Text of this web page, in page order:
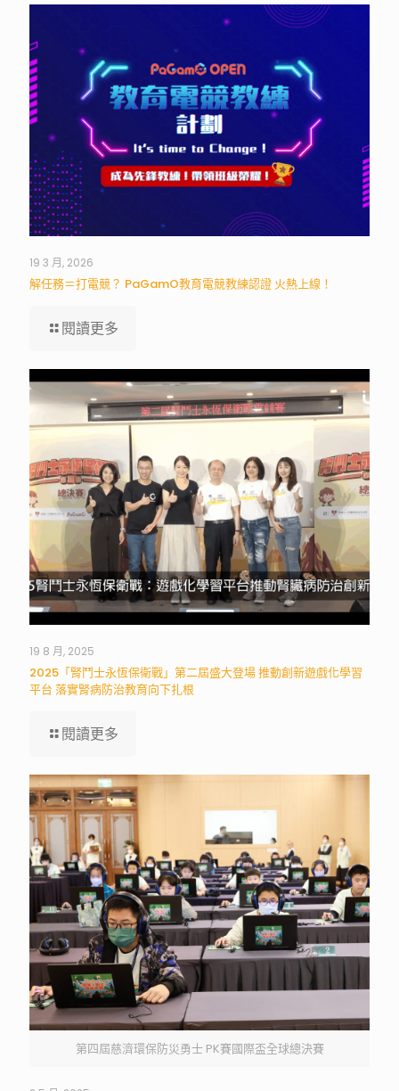
19 3 月, 2026
解任務＝打電競？ PaGamO教育電競教練認證 火熱上線！
閱讀更多
19 8 月, 2025
2025「腎鬥士永恆保衛戰」第二屆盛大登場 推動創新遊戲化學習
平台 落實腎病防治教育向下扎根
閱讀更多
第四屆慈濟環保防災勇士 PK賽國際盃全球總決賽